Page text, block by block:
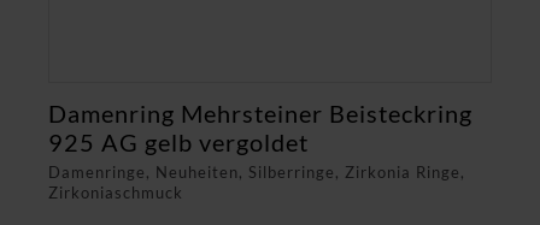
Damenringe, Neuheiten, Silberringe, Zirkonia Ringe,
Zirkoniaschmuck
Damenring Mehrsteiner Beisteckring
925 AG gelb vergoldet